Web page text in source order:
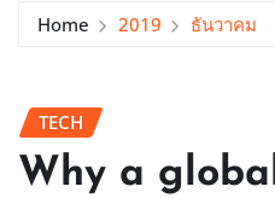
Home 2019 ธันวาคม
TECH
Why a